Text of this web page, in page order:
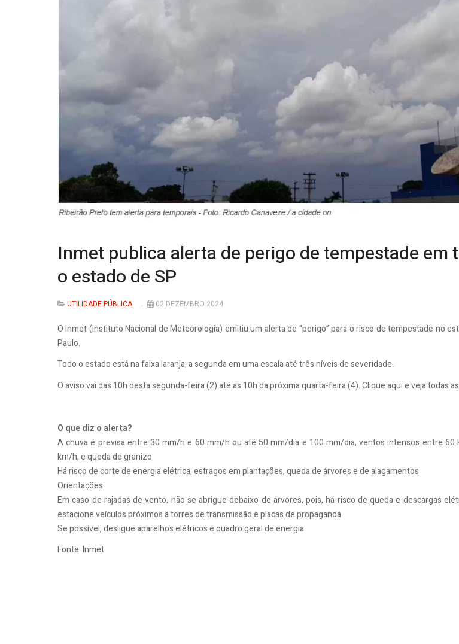
Inmet publica alerta de perigo de tempestade em
o estado de SP
UTILIDADE PÚBLICA 02 DEZEMBRO 2024
O Inmet (Instituto Nacional de Meteorologia) emitiu um alerta de “perigo” para o risco de tempestade no
Paulo.
Todo o estado está na faixa laranja, a segunda em uma escala até três níveis de severidade.
O aviso vai das 10h desta segunda-feira (2) até as 10h da próxima quarta-feira (4). Clique aqui e veja todas
O que diz o alerta?
A chuva é previsa entre 30 mm/h e 60 mm/h ou até 50 mm/dia e 100 mm/dia, ventos intensos entre 60
km/h, e queda de granizo
Há risco de corte de energia elétrica, estragos em plantações, queda de árvores e de alagamentos
Orientações:
Em caso de rajadas de vento, não se abrigue debaixo de árvores, pois, há risco de queda e descargas
estacione veículos próximos a torres de transmissão e placas de propaganda
Se possível, desligue aparelhos elétricos e quadro geral de energia
Fonte: Inmet